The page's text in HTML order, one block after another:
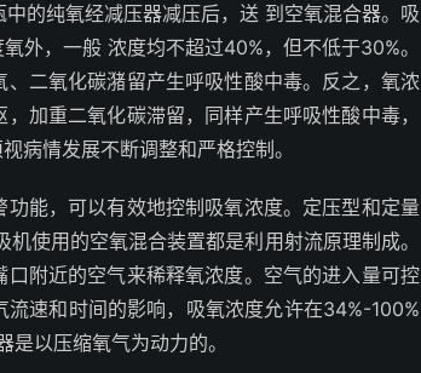
的纯氧经减压器减压后，送 到空氧混合器。吸
外，一般 浓度均不超过40%，但不低于30%。
二氧化碳潴留产生呼吸性酸中毒。反之，氧浓
加重二氧化碳滞留，同样产生呼吸性酸中毒，
病情发展不断调整和严格控制。
能，可以有效地控制吸氧浓度。定压型和定量
使用的空氧混合装置都是利用射流原理制成。
附近的空气来稀释氧浓度。空气的进入量可控
速和时间的影响，吸氧浓度允许在34%-100%
以压缩氧气为动力的。